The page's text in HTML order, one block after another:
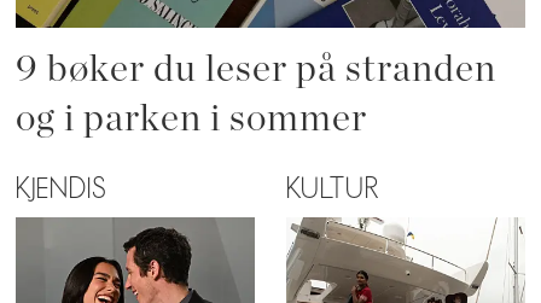
9 bøker du leser på stranden
og i parken i sommer
KJENDIS KULTUR